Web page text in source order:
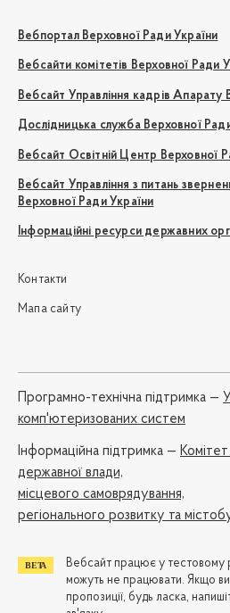
Вебпортал Верховної Ради України
Вебсайти комітетів Верховної Ради
Вебсайт Управління кадрів Апарату
Дослідницька служба Верховної
Вебсайт Освітній Центр Верховної
Вебсайт Управління з питань
Верховної Ради України
Інформаційні ресурси державних
Контакти
Мапа сайту
Програмно-технічна підтримка —
комп'ютеризованих систем
Iнформаційна підтримка — Комітет
державної влади,
місцевого самоврядування,
регіонального розвитку та
Вебсайт працює у тестовому
можуть не працювати. Якщо
пропозиції, будь ласка,